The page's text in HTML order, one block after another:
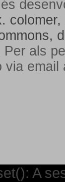
és
Per als
via email
A